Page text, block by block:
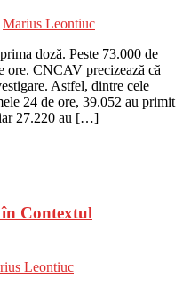
Marius Leontiuc
doză. Peste 73.000 de
ore. CNCAV precizează că
Astfel, dintre cele
24 de ore, 39.052 au primit
iar 27.220 au […]
Contextul
Leontiuc